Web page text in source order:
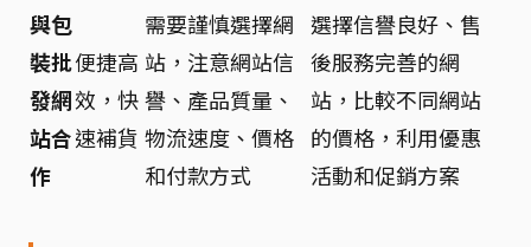
與包
裝批
發網
站合
作
便捷高
效，快
速補貨
需要謹慎選擇網
站，注意網站信
譽、產品質量、
物流速度、價格
和付款方式
選擇信譽良好、售
後服務完善的網
站，比較不同網站
的價格，利用優惠
活動和促銷方案